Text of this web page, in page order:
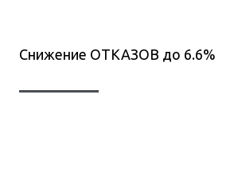
Снижение ОТКАЗОВ до 6.6%